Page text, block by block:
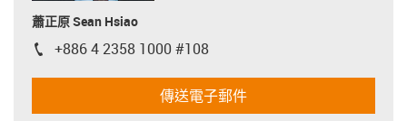
蕭正原 Sean Hsiao
igus-icon-phone
+886 4 2358 1000 #108
傳送電子郵件